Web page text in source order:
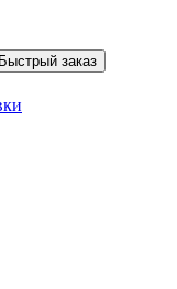
Быстрый заказ